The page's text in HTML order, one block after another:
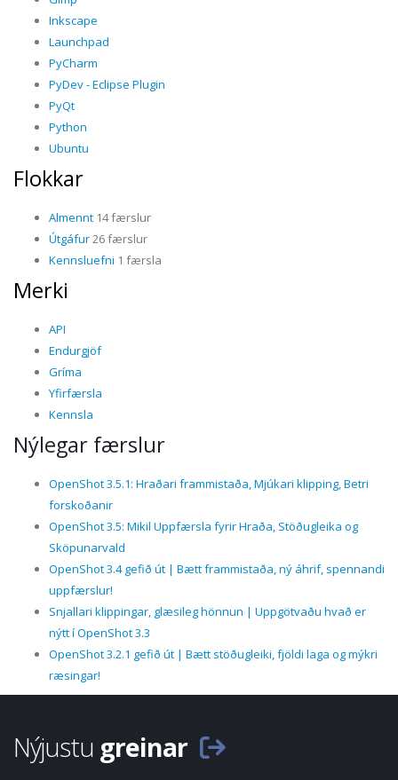
Inkscape
Launchpad
PyCharm
PyDev - Eclipse Plugin
PyQt
Python
Ubuntu
Flokkar
Almennt 14 færslur
Útgáfur26 færslur
Kennsluefni 1 færsla
Merki
API
Endurgjöf
Gríma
Yfirfærsla
Kennsla
Nýlegar færslur
OpenShot 3.5.1: Hraðari frammistaða, Mjúkari klipping, Betri
forskoðanir
OpenShot 3.5: Mikil Uppfærsla fyrir Hraða, Stöðugleika og
Sköpunarvald
OpenShot 3.4 gefið út | Bætt frammistaða, ný áhrif, spennandi
uppfærslur!
Snjallari klippingar, glæsileg hönnun | Uppgötvaðu hvað er
nýtt í OpenShot 3.3
OpenShot 3.2.1 gefið út | Bætt stöðugleiki, fjöldi laga og mýkri
ræsingar!
Nýjustu greinar